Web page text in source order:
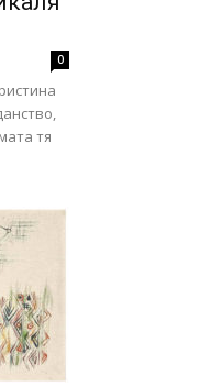
0
тя